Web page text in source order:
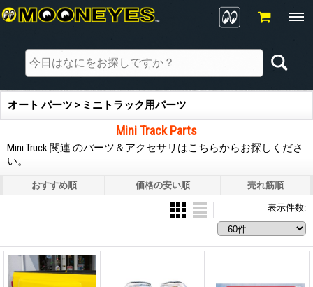
オート パーツ > ミニトラック用パーツ
Mini Track Parts
Mini Truck 関連 のパーツ＆アクセサリはこちらからお探しくださ
い。
おすすめ順 価格の安い順 売れ筋順
表示件数: